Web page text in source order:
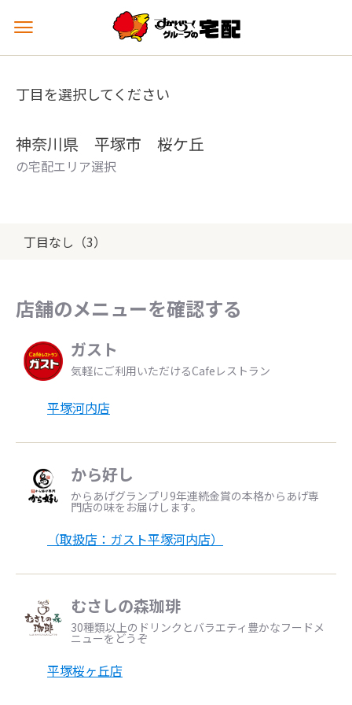
メ
ュ
を
丁目を選択してください
神奈川県 平塚市 桜ケ丘
の宅配エリア選択
丁目なし（3）
店舗のメニューを確認する
ガスト
気軽にご利用いただけるCafeレストラン
平塚河内店
から好し
からあげグランプリ9年連続金賞の本格からあげ専
門店の味をお届けします。
（取扱店：ガスト平塚河内店）
むさしの森珈琲
30種類以上のドリンクとバラエティ豊かなフードメ
ニューをどうぞ
平塚桜ヶ丘店